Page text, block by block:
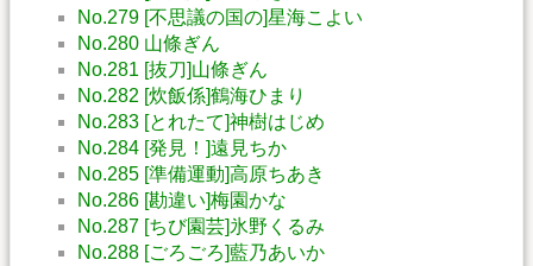
No.279 [不思議の国の]星海こよい
No.280 山條ぎん
No.281 [抜刀]山條ぎん
No.282 [炊飯係]鶴海ひまり
No.283 [とれたて]神樹はじめ
No.284 [発見！]遠見ちか
No.285 [準備運動]高原ちあき
No.286 [勘違い]梅園かな
No.287 [ちび園芸]氷野くるみ
No.288 [ごろごろ]藍乃あいか